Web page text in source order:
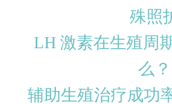
殊照
LH 激素在生殖周
么？
辅助生殖治疗成功